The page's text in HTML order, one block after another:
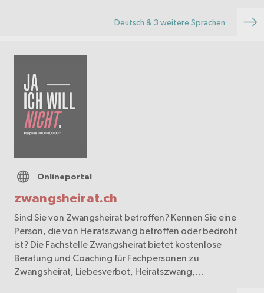
Deutsch & 3 weitere Sprachen
zwangsheirat.ch
Onlineportal
Sind Sie von Zwangsheirat betroffen? Kennen Sie eine
Person, die von Heiratszwang betroffen oder bedroht
ist? Die Fachstelle Zwangsheirat bietet kostenlose
Beratung und Coaching für Fachpersonen zu
Zwangsheirat, Liebesverbot, Heiratszwang,